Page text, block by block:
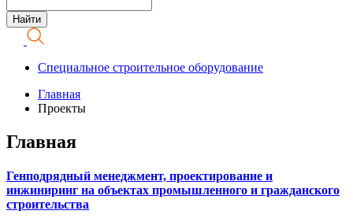
Специальное строительное оборудование
Главная
Проекты
Главная
Генподрядный менеджмент, проектирование и
инжиниринг на объектах промышленного и гражданского
строительства